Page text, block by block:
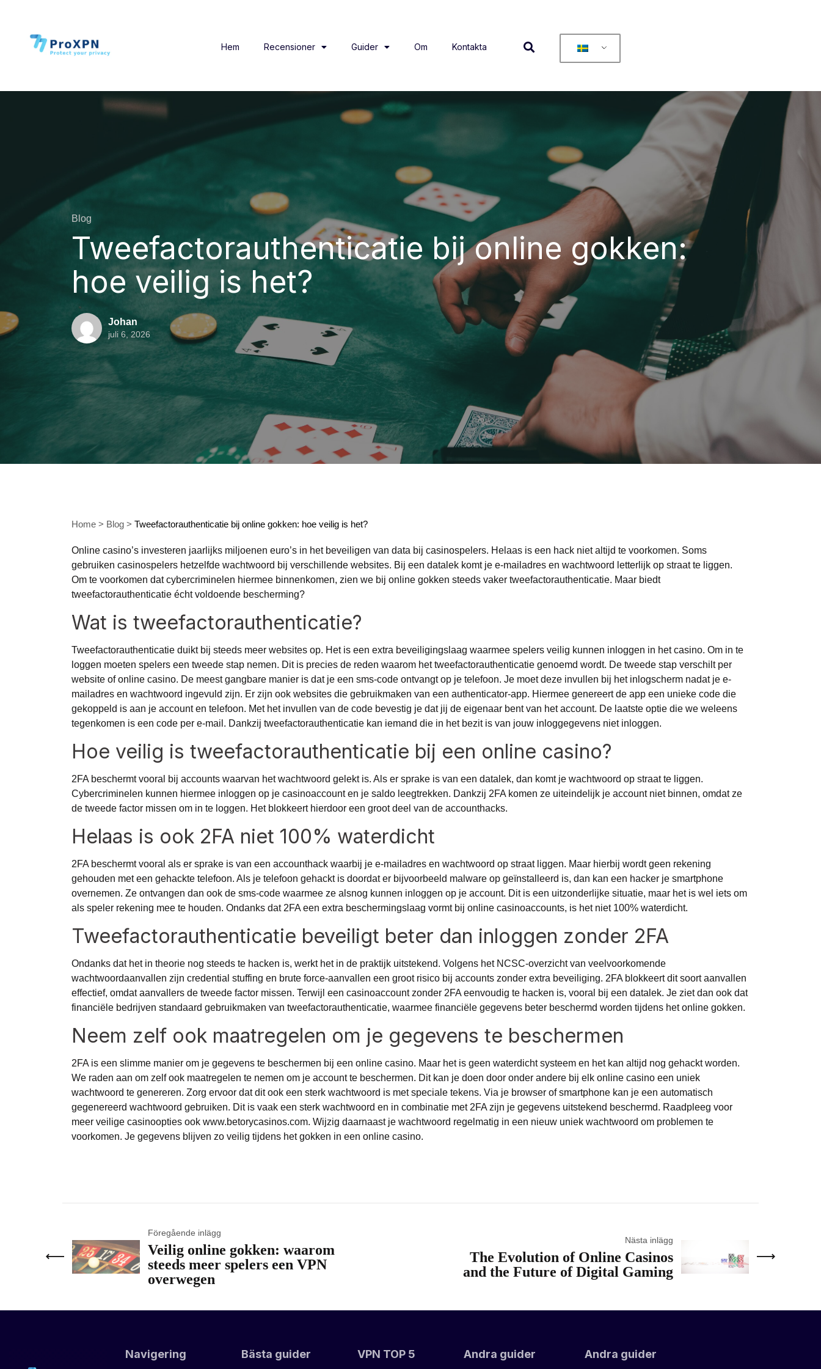
Hem Recensioner Guider Om Kontakta
Blog
Tweefactorauthenticatie bij online gokken:
hoe veilig is het?
Johan
juli 6, 2026
Home > Blog > Tweefactorauthenticatie bij online gokken: hoe veilig is het?
Online casino’s investeren jaarlijks miljoenen euro’s in het beveiligen van data bij casinospelers. Helaas is een hack niet altijd te voorkomen. Soms
gebruiken casinospelers hetzelfde wachtwoord bij verschillende websites. Bij een datalek komt je e-mailadres en wachtwoord letterlijk op straat te liggen.
Om te voorkomen dat cybercriminelen hiermee binnenkomen, zien we bij online gokken steeds vaker tweefactorauthenticatie. Maar biedt
tweefactorauthenticatie écht voldoende bescherming?
Wat is tweefactorauthenticatie?
Tweefactorauthenticatie duikt bij steeds meer websites op. Het is een extra beveiligingslaag waarmee spelers veilig kunnen inloggen in het casino. Om in te
loggen moeten spelers een tweede stap nemen. Dit is precies de reden waarom het tweefactorauthenticatie genoemd wordt. De tweede stap verschilt per
website of online casino. De meest gangbare manier is dat je een sms-code ontvangt op je telefoon. Je moet deze invullen bij het inlogscherm nadat je e-
mailadres en wachtwoord ingevuld zijn. Er zijn ook websites die gebruikmaken van een authenticator-app. Hiermee genereert de app een unieke code die
gekoppeld is aan je account en telefoon. Met het invullen van de code bevestig je dat jij de eigenaar bent van het account. De laatste optie die we weleens
tegenkomen is een code per e-mail. Dankzij tweefactorauthenticatie kan iemand die in het bezit is van jouw inloggegevens niet inloggen.
Hoe veilig is tweefactorauthenticatie bij een online casino?
2FA beschermt vooral bij accounts waarvan het wachtwoord gelekt is. Als er sprake is van een datalek, dan komt je wachtwoord op straat te liggen.
Cybercriminelen kunnen hiermee inloggen op je casinoaccount en je saldo leegtrekken. Dankzij 2FA komen ze uiteindelijk je account niet binnen, omdat ze
de tweede factor missen om in te loggen. Het blokkeert hierdoor een groot deel van de accounthacks.
Helaas is ook 2FA niet 100% waterdicht
2FA beschermt vooral als er sprake is van een accounthack waarbij je e-mailadres en wachtwoord op straat liggen. Maar hierbij wordt geen rekening
gehouden met een gehackte telefoon. Als je telefoon gehackt is doordat er bijvoorbeeld malware op geïnstalleerd is, dan kan een hacker je smartphone
overnemen. Ze ontvangen dan ook de sms-code waarmee ze alsnog kunnen inloggen op je account. Dit is een uitzonderlijke situatie, maar het is wel iets om
als speler rekening mee te houden. Ondanks dat 2FA een extra beschermingslaag vormt bij online casinoaccounts, is het niet 100% waterdicht.
Tweefactorauthenticatie beveiligt beter dan inloggen zonder 2FA
Ondanks dat het in theorie nog steeds te hacken is, werkt het in de praktijk uitstekend. Volgens het NCSC-overzicht van veelvoorkomende
wachtwoordaanvallen zijn credential stuffing en brute force-aanvallen een groot risico bij accounts zonder extra beveiliging. 2FA blokkeert dit soort aanvallen
effectief, omdat aanvallers de tweede factor missen. Terwijl een casinoaccount zonder 2FA eenvoudig te hacken is, vooral bij een datalek. Je ziet dan ook dat
financiële bedrijven standaard gebruikmaken van tweefactorauthenticatie, waarmee financiële gegevens beter beschermd worden tijdens het online gokken.
Neem zelf ook maatregelen om je gegevens te beschermen
2FA is een slimme manier om je gegevens te beschermen bij een online casino. Maar het is geen waterdicht systeem en het kan altijd nog gehackt worden.
We raden aan om zelf ook maatregelen te nemen om je account te beschermen. Dit kan je doen door onder andere bij elk online casino een uniek
wachtwoord te genereren. Zorg ervoor dat dit ook een sterk wachtwoord is met speciale tekens. Via je browser of smartphone kan je een automatisch
gegenereerd wachtwoord gebruiken. Dit is vaak een sterk wachtwoord en in combinatie met 2FA zijn je gegevens uitstekend beschermd. Raadpleeg voor
meer veilige casinoopties ook www.betorycasinos.com. Wijzig daarnaast je wachtwoord regelmatig in een nieuw uniek wachtwoord om problemen te
voorkomen. Je gegevens blijven zo veilig tijdens het gokken in een online casino.
Föregående inlägg
Veilig online gokken: waarom
steeds meer spelers een VPN
overwegen
Nästa inlägg
The Evolution of Online Casinos
and the Future of Digital Gaming
Navigering Bästa guider VPN TOP 5 Andra guider Andra guider